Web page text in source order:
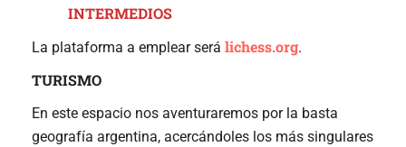
INTERMEDIOS
La plataforma a emplear será lichess.org.
TURISMO
En este espacio nos aventuraremos por la basta
geografía argentina, acercándoles los más singulares